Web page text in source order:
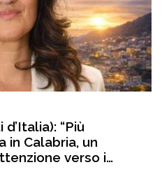
“Più
in Calabria, un
verso i